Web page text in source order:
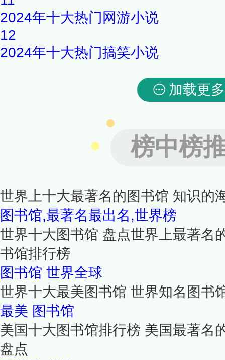
2024年十大热门网游小说
12
2024年十大热门搞笑小说
加载更多
榜中榜
世界上十大最著名的图书馆 知识的
图书馆,最著名最出名,世界榜
世界十大图书馆 盘点世界上最著名
书馆排行榜
图书馆 世界全球
世界十大最美图书馆 世界知名图书
最美 图书馆
美国十大图书馆排行榜 美国最著名
盘点